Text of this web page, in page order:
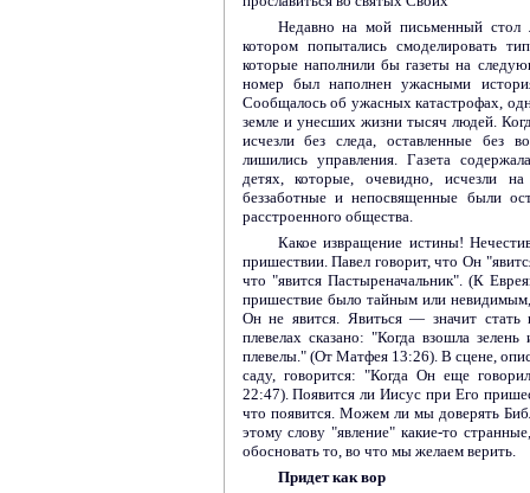
Недавно на мой письменный стол
котором попытались смоделировать
которые наполнили бы газеты на
номер был наполнен ужасными
Сообщалось об ужасных катастрофах,
земле и унесших жизни тысяч людей.
исчезли без следа, оставленные без
лишились управления. Газета
детях, которые, очевидно, исчезли
беззаботные и непосвященные были
расстроенного общества.
Какое извращение истины!
пришествии. Павел говорит, что Он
что "явится Пастыреначальник". (К
пришествие было тайным или
Он не явится. Явиться — значит
плевелах сказано: "Когда взошла
плевелы." (От Матфея 13:26). В сцене,
саду, говорится: "Когда Он еще
22:47). Появится ли Иисус при Его
что появится. Можем ли мы доверять
этому слову "явление" какие-то
обосновать то, во что мы желаем верить.
Придет как вор